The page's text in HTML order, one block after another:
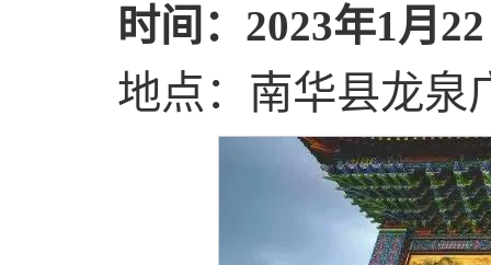
时间：2023年1月
地点：南华县龙泉